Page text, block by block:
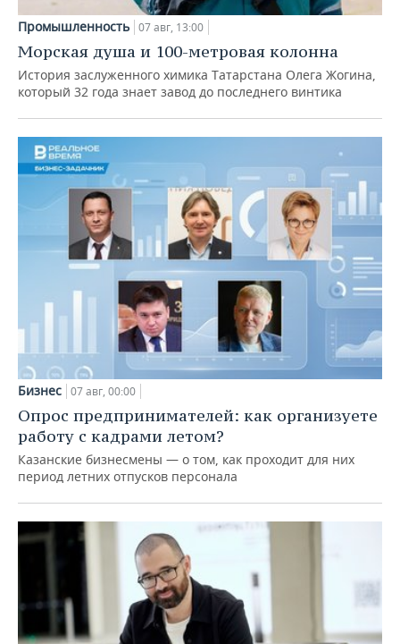
Промышленность 07 авг, 13:00
Морская душа и 100-метровая колонна
История заслуженного химика Татарстана Олега Жогина,
который 32 года знает завод до последнего винтика
Бизнес 07 авг, 00:00
Опрос предпринимателей: как организуете
работу с кадрами летом?
Казанские бизнесмены — о том, как проходит для них
период летних отпусков персонала